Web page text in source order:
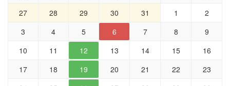
27
28 29 30 31 1
2
3
4 5 6 7 8
9
10
11 12 13 14 15
16
17
18 19 20 21 22
23